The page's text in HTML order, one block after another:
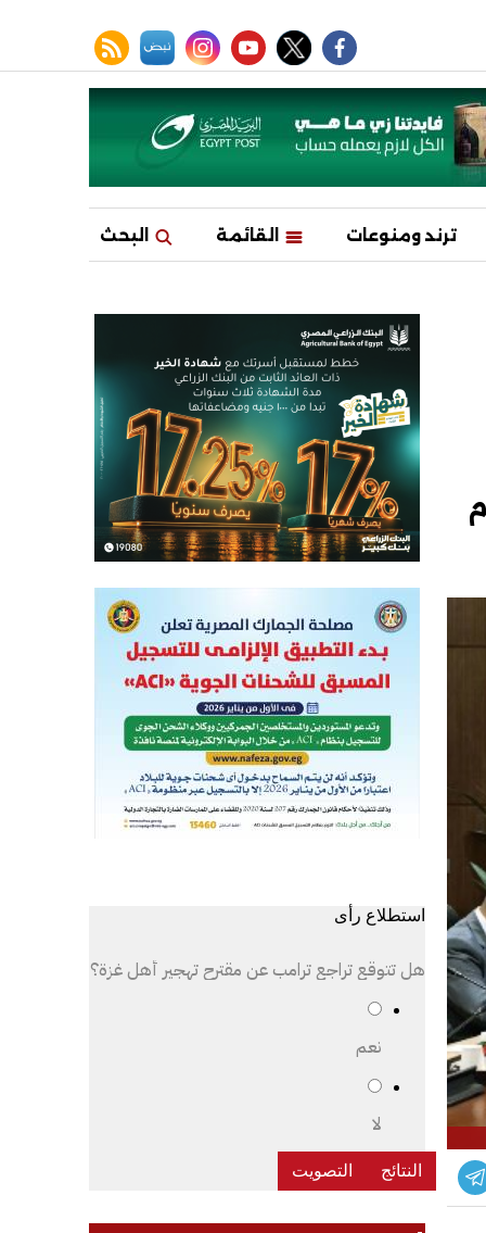
facebook
twitter
youtube
instagram
نبض rss feed
ترند ومنوعات القائمة البحث
استطلاع رأى
هل تتوقع تراجع ترامب عن مقترح تهجير أهل غزة؟
نعم
لا